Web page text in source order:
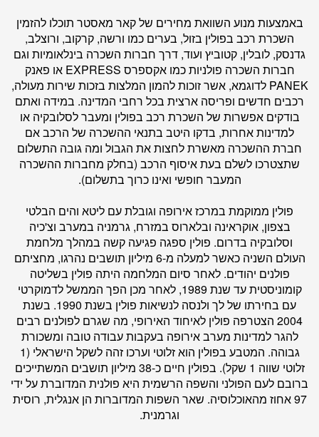
באמצעות מנוע השוואת מחירים שלקאר מאסטר תוכלו להזמין
השכרת רכב בפולין בזול, בערים כמו ורשה, קרקוב, ורוצלב,
גדנסק, לובלין, קטוביץ ועוד, דרך חברות השכרה בינלאומיות וגם
חברות השכרה פולניות כמו אקספרס EXPRESS או פאנק
PANEK לדוגמא, אשר זוכות להמון המלצות בזכות שירות מעולה,
רכבים חדשים ופריסה ארצית בכל רחבי המדינה. במידה ואתם
בודקים אפשרות של השכרת רכב בפולין ומעבר לסלובקיה או
למדינות אחרות, בדקו היטב בתנאי ההשכרה של הרכב אם
חברת ההשכרה מאשרת לחצות את הגבול ומה גובה התשלום
שתצטרכו לשלם בעת איסוף הרכב (בחלק מחברות ההשכרה
המעבר חופשי ואינו כרוך בתשלום).
פולין ממוקמת במרכז אירופה וגובלת עם ליטא והים הבלטי
בצפון, אוקראינה ובלארוס במזרח, גרמניה במערב וצ'כיה
וסלובקיה בדרום. פולין ספגה פגיעה קשה במהלך מלחמת
העולם השניה כאשר למעלה מ-6 מיליון תושבים נהרגו, מחציתם
פולנים יהודים. לאחר סיום המלחמה היתה פולין בשליטה
קומוניסטית עד שנת 1989, לאחר מכן הפך הממשל לדמוקרטי
עם בחירתו של לך ולנסה לנשיאות פולין בשנת 1990. בשנת
2004 הצטרפה פולין לאיחוד האירופי, מה שגרם לפולנים רבים
להגר למדינות מערב אירופה בעקבות עבודה טובה ומשכורת
גבוהה. המטבע בפולין הוא זלוטי וערכו זהה לשקל הישראלי (1
זלוטי שווה 1 שקל). בפולין חיים כ-38 מיליון תושבים המשתייכים
ברובם לעם הפולני והשפה הרשמית היא פולנית המדוברת על ידי
97 אחוז מהאוכלוסיה. שאר השפות המדוברות הן אנגלית, רוסית
וגרמנית.